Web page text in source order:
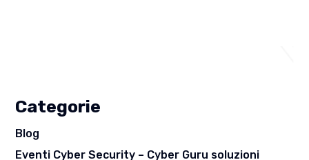
Categorie
Blog
Eventi Cyber Security – Cyber Guru soluzioni